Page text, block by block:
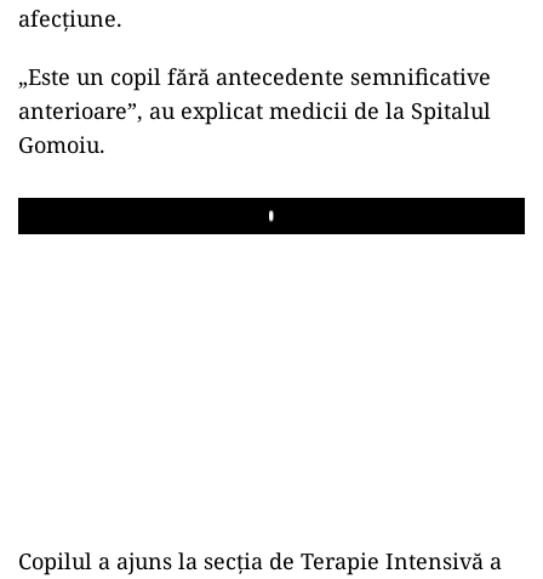
afecțiune.
„Este un copil fără antecedente semnificative
anterioare”, au explicat medicii de la Spitalul
Gomoiu.
Play
Copilul a ajuns la secția de Terapie Intensivă a